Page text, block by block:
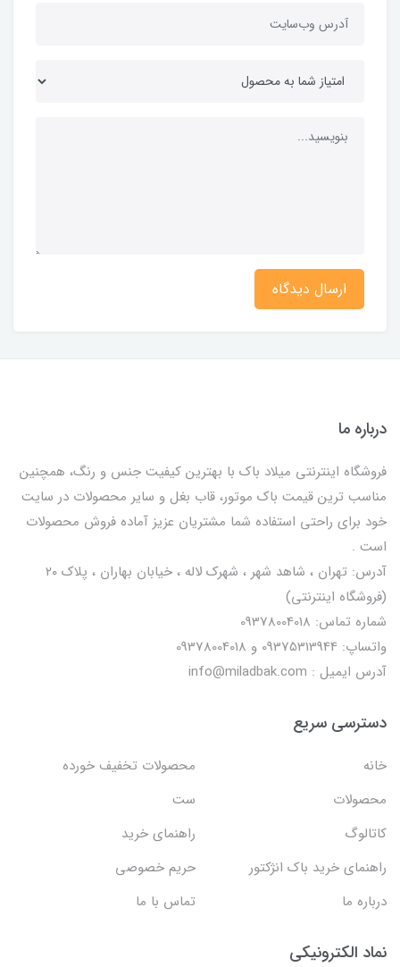
ارسال دیدگاه
درباره ما
فروشگاه اینترنتی میلاد باک با بهترین کیفیت جنس و رنگ، همچنین
مناسب ترین قیمت باک موتور، قاب بغل و سایر محصولات در سایت
خود برای راحتی استفاده شما مشتریان عزیز آماده فروش محصولات
است .
آدرس: تهران ، شاهد شهر ، شهرک لاله ، خیابان بهاران ، پلاک ۲۰
(فروشگاه اینترنتی)
شماره تماس: 09378004018
واتساپ: 09375313944 و 09378004018
آدرس ایمیل : info@miladbak.com
دسترسی سریع
خانه
محصولات تخفیف خورده
محصولات
ست
کاتالوگ
راهنمای خرید
راهنمای خرید باک انژکتور
حریم خصوصی
درباره ما
تماس با ما
نماد الکترونیکی